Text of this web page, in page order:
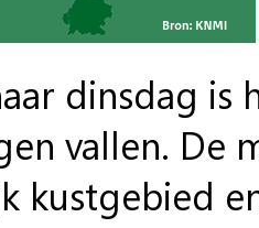
dinsdag
vallen. De
kustgebied